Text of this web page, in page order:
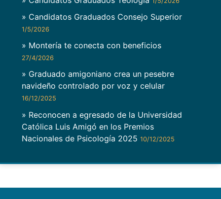
» Candidatos Graduados Consejo Superior
1/5/2026
» Montería te conecta con beneficios
27/4/2026
» Graduado amigoniano crea un pesebre
navideño controlado por voz y celular
16/12/2025
» Reconocen a egresado de la Universidad
Católica Luis Amigó en los Premios
Nacionales de Psicología 2025 10/12/2025